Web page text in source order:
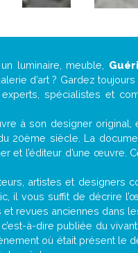
luminaire, meuble,
d’art ? Gardez
spécialistes et
à son designer
20ème siècle. La
et l’éditeur d’une œuvre.
artistes et designers
il vous suffit de décrire
et revues anciennes dans
à-dire publiée du
où était présent le